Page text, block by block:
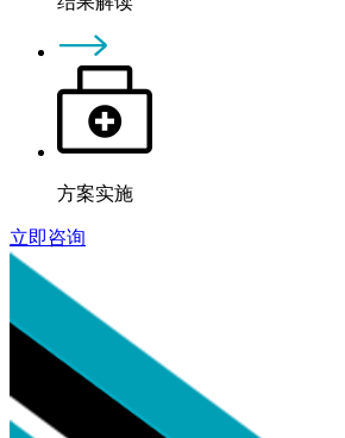
方案实施
立即咨询